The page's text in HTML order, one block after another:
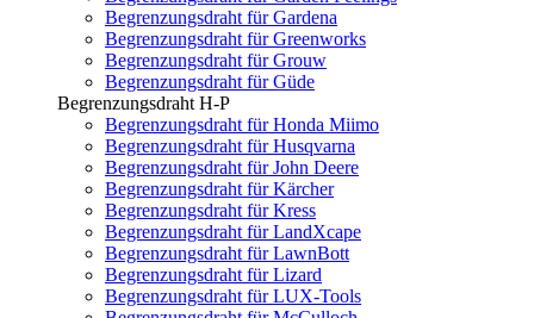
Begrenzungsdraht für Gardena
Begrenzungsdraht für Greenworks
Begrenzungsdraht für Grouw
Begrenzungsdraht für Güde
Begrenzungsdraht H-P
Begrenzungsdraht für Honda Miimo
Begrenzungsdraht für Husqvarna
Begrenzungsdraht für John Deere
Begrenzungsdraht für Kärcher
Begrenzungsdraht für Kress
Begrenzungsdraht für LandXcape
Begrenzungsdraht für LawnBott
Begrenzungsdraht für Lizard
Begrenzungsdraht für LUX-Tools